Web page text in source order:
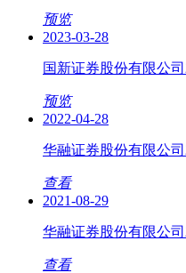
预览
2023-03-28
国新证券股份有限公
预览
2022-04-28
华融证券股份有限公
查看
2021-08-29
华融证券股份有限公
查看